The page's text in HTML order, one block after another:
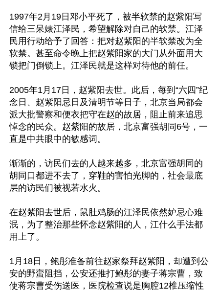
1997年2月19日邓小平死了，被半软禁的赵紫阳写
信给三呆婊江泽民，希望解除对自己的软禁。江泽
民用行动给予了回答：把对赵紫阳的半软禁改为全
软禁。甚至命令晚上把赵紫阳家的大门从外面用大
锁把门倒锁上。江泽民就是这样对待他的前任。
2005年1月17日，赵紫阳去世。此后，每到“六四”纪
念日、赵紫阳忌日及清明节等日子，北京当局都会
派大批警察和便衣把守在赵的故居，阻止前来追思
悼念的民众。赵紫阳的故居，北京富强胡同6号，一
直是中共眼中的敏感词。
渐渐的，访民们去的人越来越多，北京富强胡同的
胡同口都进不去了，穿鞋的害怕光脚的，社会最底
层的访民们被视若水火。
在赵紫阳去世后，鼠肚鸡肠的江泽民依然妒忌心难
泯，为了整治那些怀念赵紫阳的人，江什么手法都
用上了。
1月18日，鲍彤准备前往赵家祭拜赵紫阳，却遭到公
安的野蛮阻挡，公安还推打鲍彤的妻子蒋宗曹，致
使蒋宗曹受伤送医，医院检查说是胸腔12椎压缩性